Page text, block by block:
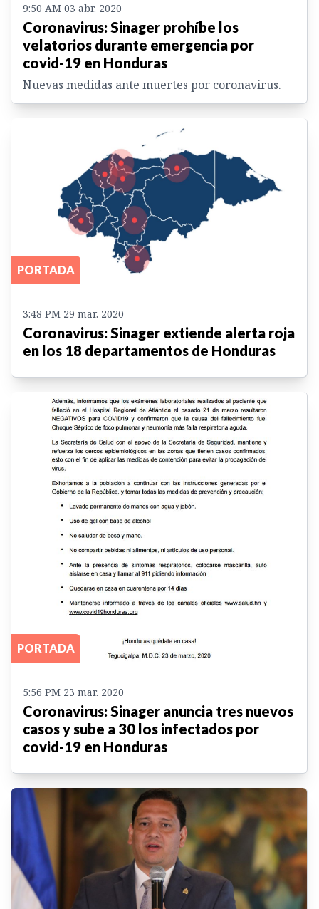
9:50 AM 03 abr. 2020
Coronavirus: Sinager prohíbe los
velatorios durante emergencia por
covid-19 en Honduras
Nuevas medidas ante muertes por coronavirus.
PORTADA
3:48 PM 29 mar. 2020
Coronavirus: Sinager extiende alerta roja
en los 18 departamentos de Honduras
PORTADA
5:56 PM 23 mar. 2020
Coronavirus: Sinager anuncia tres nuevos
casos y sube a 30 los infectados por
covid-19 en Honduras